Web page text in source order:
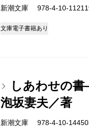
新潮文庫 978-4-10-
文庫電子書籍あり
しあわせの
泡坂妻夫／著
新潮文庫 978-4-10-